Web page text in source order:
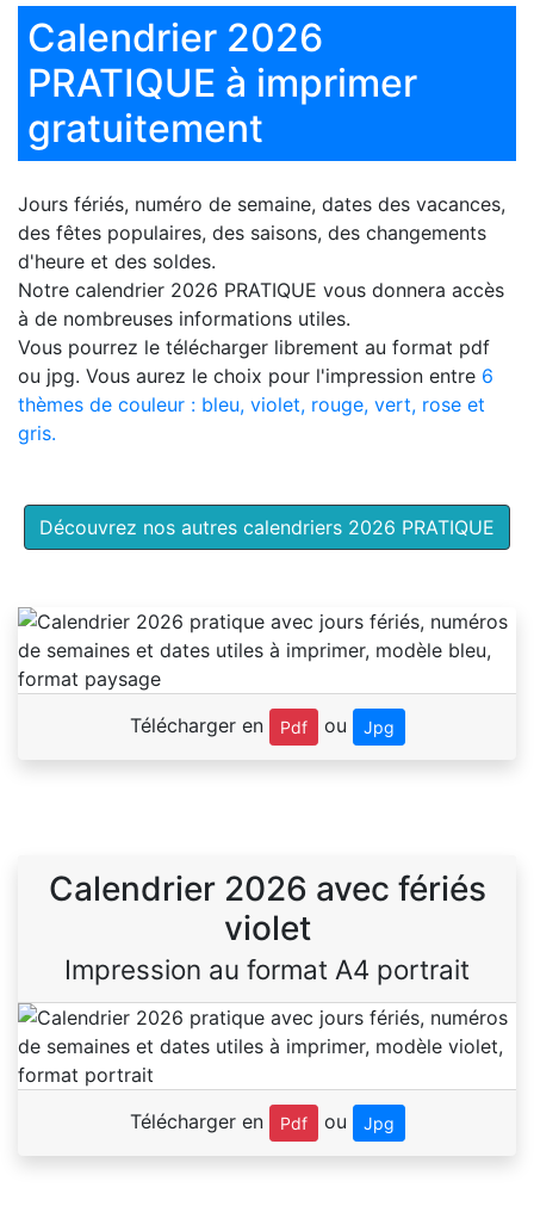
Calendrier 2026
PRATIQUE à imprimer
gratuitement
Jours fériés, numéro de semaine, dates des vacances,
des fêtes populaires, des saisons, des changements
d'heure et des soldes.
Notre calendrier 2026 PRATIQUE vous donnera accès
à de nombreuses informations utiles.
Vous pourrez le télécharger librement au format pdf
ou jpg. Vous aurez le choix pour l'impression entre 6
thèmes de couleur : bleu, violet, rouge, vert, rose et
gris.
Découvrez nos autres calendriers 2026 PRATIQUE
Télécharger en Pdf ou Jpg
Calendrier 2026 avec fériés
violet
Impression au format A4 portrait
Télécharger en Pdf ou Jpg